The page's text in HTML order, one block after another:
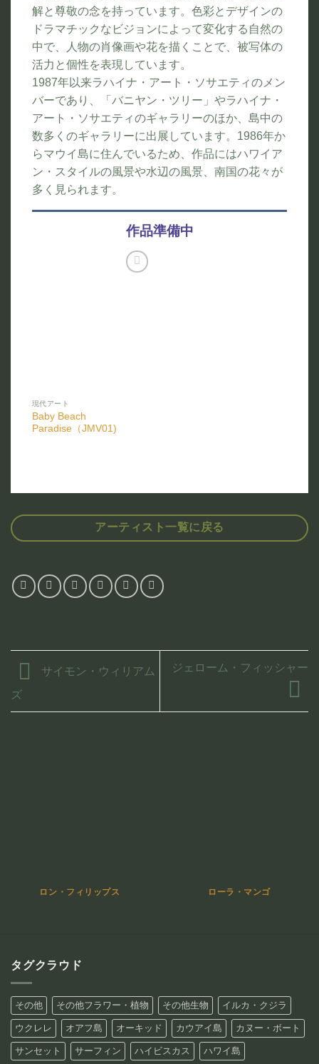
解と尊敬の念を持っています。色彩とデザインの
ドラマチックなビジョンによって変化する自然の
中で、人物の肖像画や花を描くことで、被写体の
活力と個性を表現しています。
1987年以来ラハイナ・アート・ソサエティのメン
バーであり、「バニヤン・ツリー」やラハイナ・
アート・ソサエティのギャラリーのほか、島中の
数多くのギャラリーに出展しています。1986年か
らマウイ島に住んでいるため、作品にはハワイア
ン・スタイルの風景や水辺の風景、南国の花々が
多く見られます。
作品準備中
現代アート
Baby Beach
Paradise（JMV01)
アーティスト一覧に戻る
サイモン・ウィリアム
ズ
ジェローム・フィッシャー
ロン・フィリップス ローラ・マンゴ
タグクラウド
その他 その他フラワー・植物 その他生物 イルカ・クジラ
ウクレレ オアフ島 オーキッド カウアイ島 カヌー・ボート
サンセット サーフィン ハイビスカス ハワイ島